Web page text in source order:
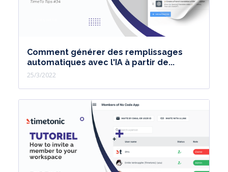
Comment générer des remplissages
automatiques avec l'IA à partir de...
25/3/2022